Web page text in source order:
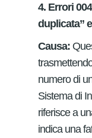
4. Errori
duplicata”
Causa:
numero di
Sistema di
riferisce a
indica una